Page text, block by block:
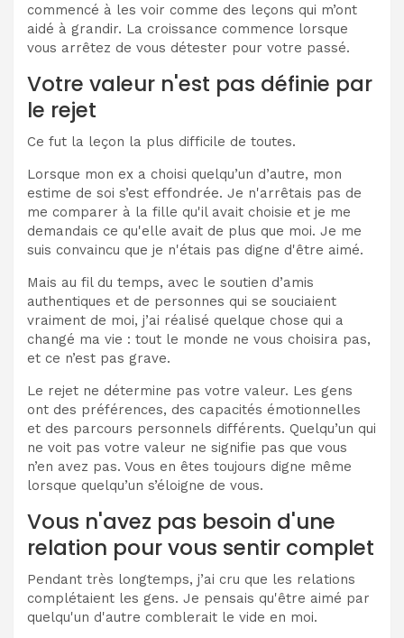
commencé à les voir comme des leçons qui m’ont
aidé à grandir. La croissance commence lorsque
vous arrêtez de vous détester pour votre passé.
Votre valeur n'est pas définie par
le rejet
Ce fut la leçon la plus difficile de toutes.
Lorsque mon ex a choisi quelqu’un d’autre, mon
estime de soi s’est effondrée. Je n'arrêtais pas de
me comparer à la fille qu'il avait choisie et je me
demandais ce qu'elle avait de plus que moi. Je me
suis convaincu que je n'étais pas digne d'être aimé.
Mais au fil du temps, avec le soutien d’amis
authentiques et de personnes qui se souciaient
vraiment de moi, j’ai réalisé quelque chose qui a
changé ma vie : tout le monde ne vous choisira pas,
et ce n’est pas grave.
Le rejet ne détermine pas votre valeur. Les gens
ont des préférences, des capacités émotionnelles
et des parcours personnels différents. Quelqu’un qui
ne voit pas votre valeur ne signifie pas que vous
n’en avez pas. Vous en êtes toujours digne même
lorsque quelqu’un s’éloigne de vous.
Vous n'avez pas besoin d'une
relation pour vous sentir complet
Pendant très longtemps, j’ai cru que les relations
complétaient les gens. Je pensais qu'être aimé par
quelqu'un d'autre comblerait le vide en moi.